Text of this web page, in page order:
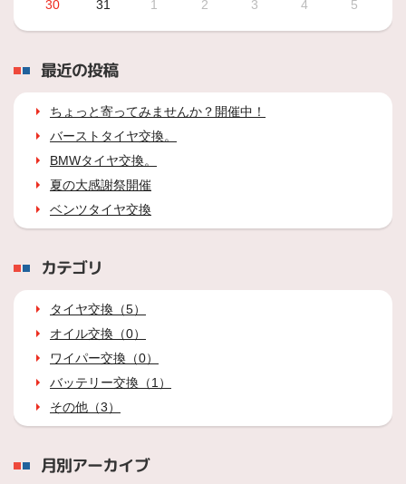
30
31 1 2 3 4 5
最近の投稿
ちょっと寄ってみませんか？開催中！
バーストタイヤ交換。
BMWタイヤ交換。
夏の大感謝祭開催
ベンツタイヤ交換
カテゴリ
タイヤ交換（5）
オイル交換（0）
ワイパー交換（0）
バッテリー交換（1）
その他（3）
月別アーカイブ